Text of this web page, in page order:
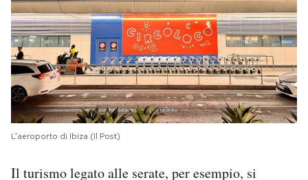
L’aeroporto di Ibiza (Il Post)
Il turismo legato alle serate, per esempio, si